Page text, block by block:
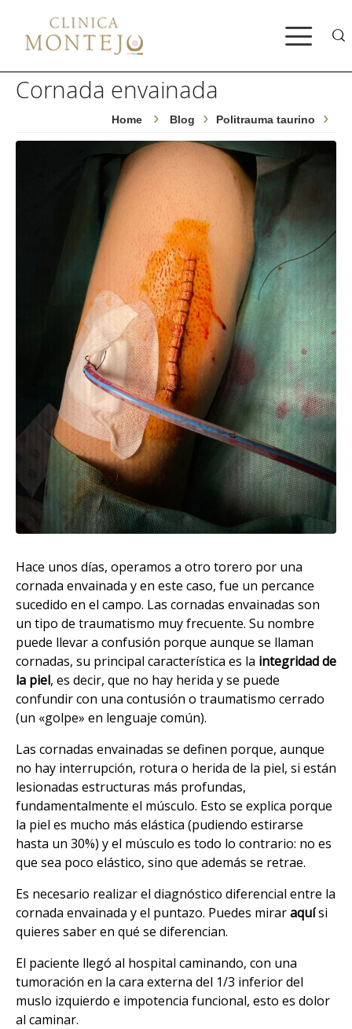
Cornada envainada
Home Blog Politrauma taurino
Hace unos días, operamos a otro torero por una
cornada envainada y en este caso, fue un percance
sucedido en el campo. Las cornadas envainadas son
un tipo de traumatismo muy frecuente. Su nombre
puede llevar a confusión porque aunque se llaman
cornadas, su principal característica es la integridad de
la piel, es decir, que no hay herida y se puede
confundir con una contusión o traumatismo cerrado
(un «golpe» en lenguaje común).
Las cornadas envainadas se definen porque, aunque
no hay interrupción, rotura o herida de la piel, si están
lesionadas estructuras más profundas,
fundamentalmente el músculo. Esto se explica porque
la piel es mucho más elástica (pudiendo estirarse
hasta un 30%) y el músculo es todo lo contrario: no es
que sea poco elástico, sino que además se retrae.
Es necesario realizar el diagnóstico diferencial entre la
cornada envainada y el puntazo. Puedes miraraquísi
quieres saber en qué se diferencian.
El paciente llegó al hospital caminando, con una
tumoración en la cara externa del 1/3 inferior del
muslo izquierdo e impotencia funcional, esto es dolor
al caminar.